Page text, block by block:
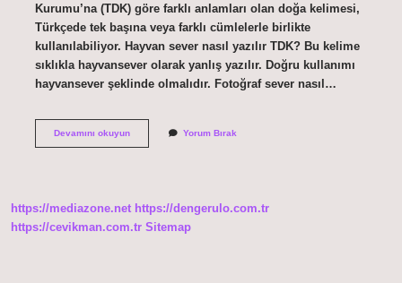
Kurumu’na (TDK) göre farklı anlamları olan doğa kelimesi,
Türkçede tek başına veya farklı cümlelerle birlikte
kullanılabiliyor. Hayvan sever nasıl yazılır TDK? Bu kelime
sıklıkla hayvansever olarak yanlış yazılır. Doğru kullanımı
hayvansever şeklinde olmalıdır. Fotoğraf sever nasıl…
Devamını okuyunDoğa
Yorum Bırak
https://mediazone.net https://dengerulo.com.tr
https://cevikman.com.tr Sitemap